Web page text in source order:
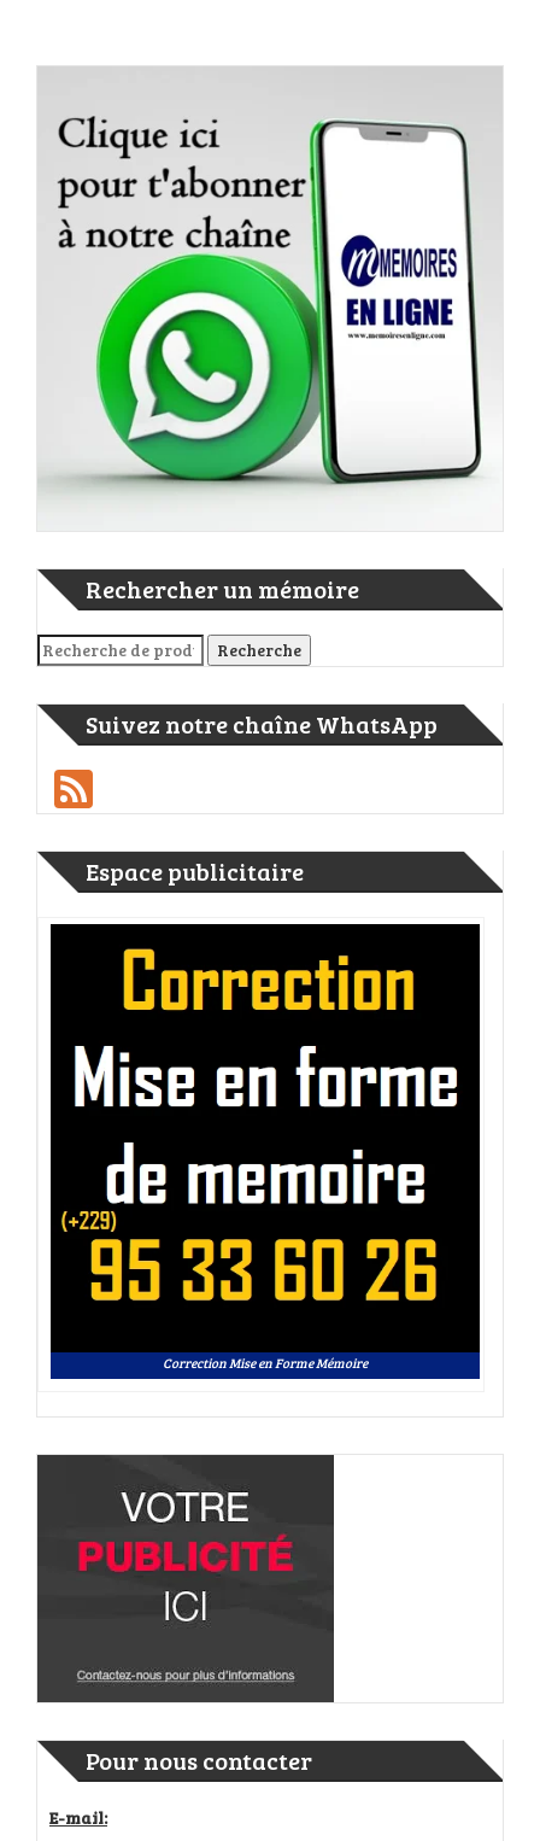
Rechercher un mémoire
Recherche pour : Recherche
Suivez notre chaîne WhatsApp
Espace publicitaire
Correction Mise en Forme Mémoire
Pour nous contacter
E-mail: